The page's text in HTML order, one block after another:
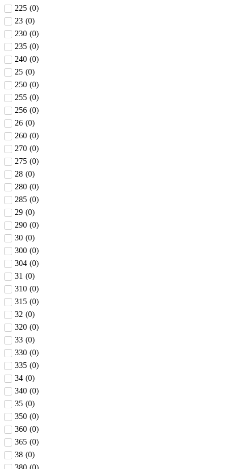
225 (0)
23 (0)
230 (0)
235 (0)
240 (0)
25 (0)
250 (0)
255 (0)
256 (0)
26 (0)
260 (0)
270 (0)
275 (0)
28 (0)
280 (0)
285 (0)
29 (0)
290 (0)
30 (0)
300 (0)
304 (0)
31 (0)
310 (0)
315 (0)
32 (0)
320 (0)
33 (0)
330 (0)
335 (0)
34 (0)
340 (0)
35 (0)
350 (0)
360 (0)
365 (0)
38 (0)
380 (0)